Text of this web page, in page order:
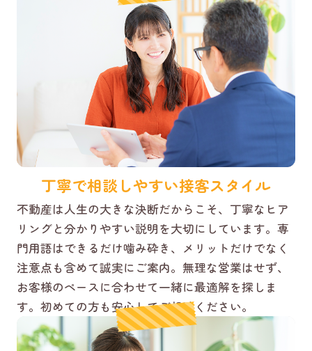
丁寧で相談しやすい接客スタイル
不動産は人生の大きな決断だからこそ、丁寧なヒア
リングと分かりやすい説明を大切にしています。専
門用語はできるだけ噛み砕き、メリットだけでなく
注意点も含めて誠実にご案内。無理な営業はせず、
お客様のペースに合わせて一緒に最適解を探しま
す。初めての方も安心してご相談ください。